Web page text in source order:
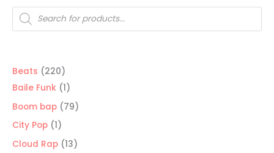
Búsqueda
de
productos
Beats 220220
productos
Baile Funk 11
producto
Boom bap 7979
City Pop 11
producto
Cloud Rap 1313